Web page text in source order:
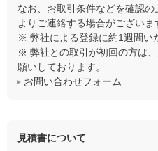
なお、お取引条件などを確認
よりご連絡する場合がございま
※ 弊社による登録に約1週間い
※ 弊社との取引が初回の方は
願いしております。
お問い合わせフォーム
見積書について